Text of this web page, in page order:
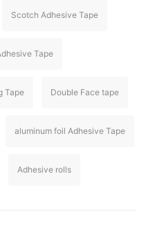
Scotch Adhesive Tape
Tape
Tape Double Face tape
aluminum foil Adhesive Tape
Adhesive rolls